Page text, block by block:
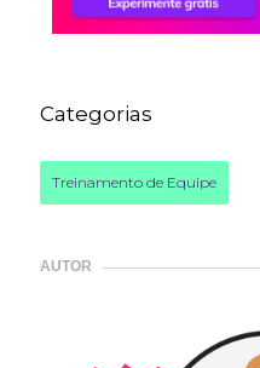
Categorias
Treinamento de Equipe
AUTOR